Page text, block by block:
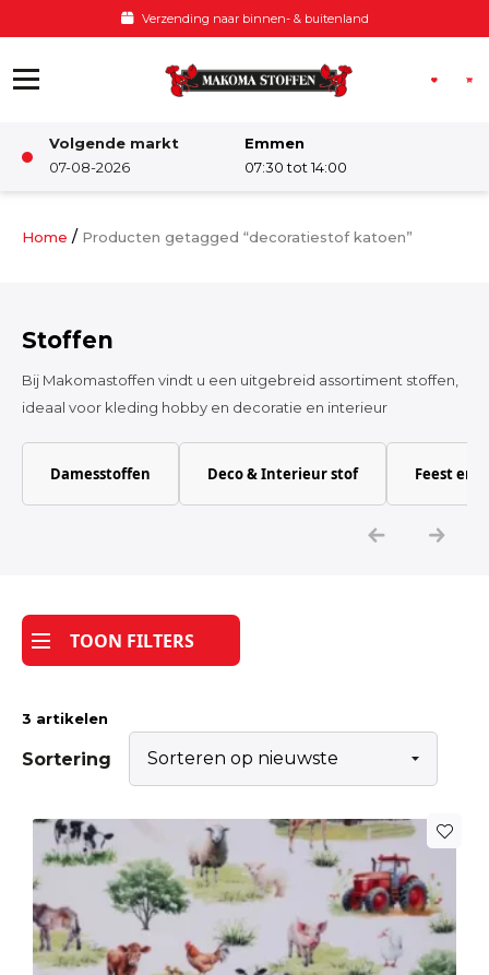
Verzending naar binnen- & buitenland
Volgende markt
07-08-2026
Emmen
07:30 tot 14:00
Damesstoffen
Katoen
Tijdpakker stof
Home / Producten getagged “decoratiestof katoen”
Stoffen
Bij Makomastoffen vindt u een uitgebreid assortiment stoffen,
ideaal voor kleding hobby en decoratie en interieur
Damesstoffen Deco & Interieur stof Feest en
TOON FILTERS
3 artikelen
Sortering